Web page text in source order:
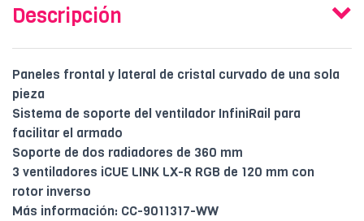
Descripción
Paneles frontal y lateral de cristal curvado de una sola
pieza
Sistema de soporte del ventilador InfiniRail para
facilitar el armado
Soporte de dos radiadores de 360 mm
3 ventiladores iCUE LINK LX-R RGB de 120 mm con
rotor inverso
Más información: CC-9011317-WW